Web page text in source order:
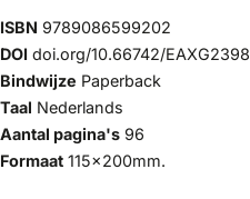
ISBN 9789086599202
DOI doi.org/10.66742/EAXG2398
Bindwijze Paperback
Taal Nederlands
Aantal pagina's 96
Formaat 115x200mm.